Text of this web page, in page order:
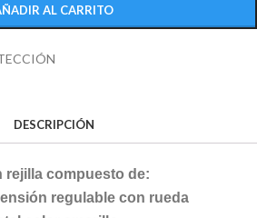
AL CARRITO
DESCRIPCIÓN
rejilla compuesto de:
regulable con rueda